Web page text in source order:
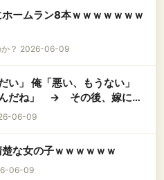
ームラン8本ｗｗｗｗｗｗｗ
か？ 2026-06-09
」 俺「悪い、もうない」
んだね」 → その後、嫁に会
きり。血眼で俺の行方を探し
06-09
な女の子ｗｗｗｗｗｗ
06-09